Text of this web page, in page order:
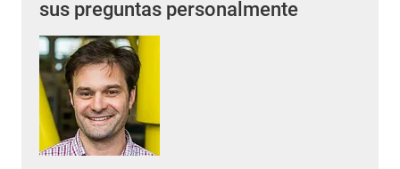
sus preguntas personalmente